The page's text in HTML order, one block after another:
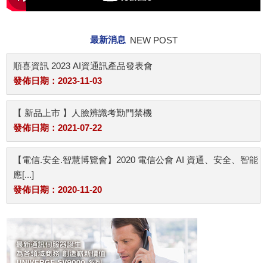
最新消息 NEW POST
順喜資訊 2023 AI資通訊產品發表會
發佈日期：2023-11-03
【 新品上市 】人臉辨識考勤門禁機
發佈日期：2021-07-22
【電信.安全.智慧博覽會】2020 電信公會 AI 資通、安全、智能
應[...]
發佈日期：2020-11-20